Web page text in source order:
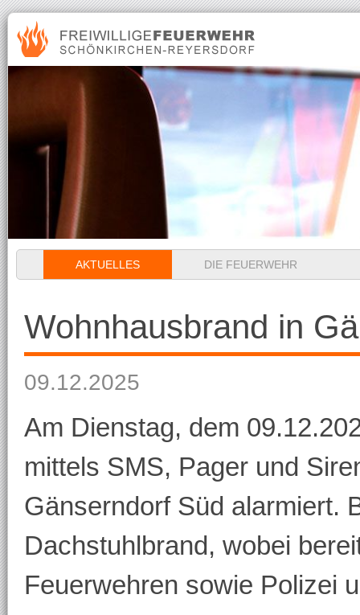
Navigation
AKTUELLES DIE FEUERWEHR
Wohnhausbrand in
09.12.2025
Am Dienstag, dem
mittels SMS, Pager und
Gänserndorf Süd alarmiert.
Dachstuhlbrand, wobei
Feuerwehren sowie Polizei